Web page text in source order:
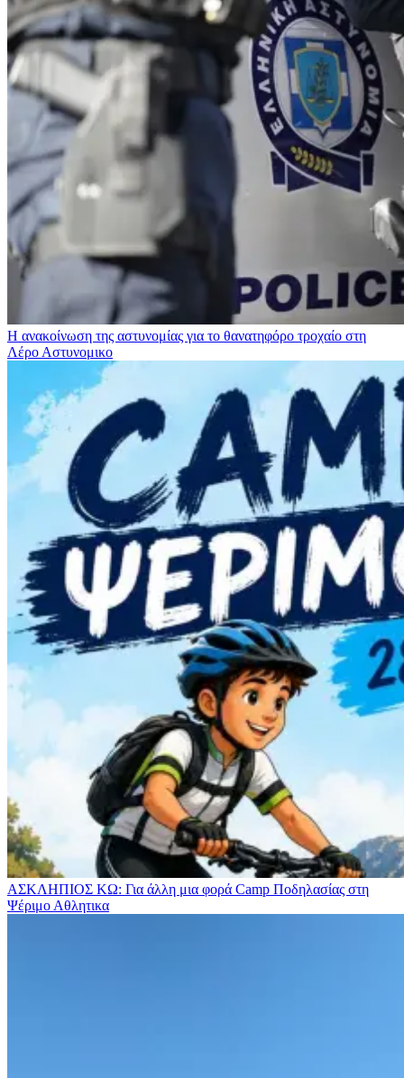
Η ανακοίνωση της αστυνομίας για το θανατηφόρο τροχαίο στη
Λέρο Αστυνομικο
ΑΣΚΛΗΠΙΟΣ ΚΩ: Για άλλη μια φορά Camp Ποδηλασίας στη
Ψέριμο Αθλητικα